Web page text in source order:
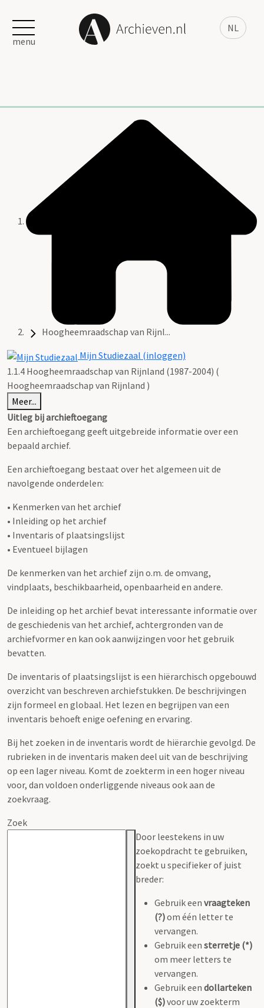
NL
menu
Hoogheemraadschap van Rijnl...
Mijn Studiezaal (inloggen)
1.1.4 Hoogheemraadschap van Rijnland (1987-2004) (
Hoogheemraadschap van Rijnland )
Meer...
Uitleg bij archieftoegang
Een archieftoegang geeft uitgebreide informatie over een
bepaald archief.
Een archieftoegang bestaat over het algemeen uit de
navolgende onderdelen:
• Kenmerken van het archief
• Inleiding op het archief
• Inventaris of plaatsingslijst
• Eventueel bijlagen
De kenmerken van het archief zijn o.m. de omvang,
vindplaats, beschikbaarheid, openbaarheid en andere.
De inleiding op het archief bevat interessante informatie over
de geschiedenis van het archief, achtergronden van de
archiefvormer en kan ook aanwijzingen voor het gebruik
bevatten.
De inventaris of plaatsingslijst is een hiërarchisch opgebouwd
overzicht van beschreven archiefstukken. De beschrijvingen
zijn formeel en globaal. Het lezen en begrijpen van een
inventaris behoeft enige oefening en ervaring.
Bij het zoeken in de inventaris wordt de hiërarchie gevolgd. De
rubrieken in de inventaris maken deel uit van de beschrijving
op een lager niveau. Komt de zoekterm in een hoger niveau
voor, dan voldoen onderliggende niveaus ook aan de
zoekvraag.
Zoek
Door leestekens in uw
zoekopdracht te gebruiken,
zoekt u specifieker of juist
breder:
Gebruik een vraagteken
(?)om één letter te
vervangen.
Gebruik een sterretje (*)
om meer letters te
vervangen.
Gebruik een dollarteken
($)voor uw zoekterm